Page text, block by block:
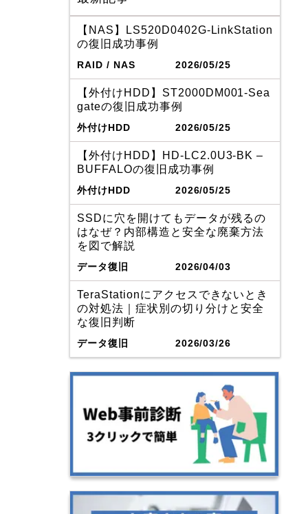
【NAS】LS520D0402G-LinkStation
の復旧成功事例
RAID / NAS 2026/05/25
【外付けHDD】ST2000DM001-Sea
gateの復旧成功事例
外付けHDD 2026/05/25
【外付けHDD】HD-LC2.0U3-BK –
BUFFALOの復旧成功事例
外付けHDD 2026/05/25
SSDに穴を開けてもデータが残るの
はなぜ？内部構造と安全な廃棄方法
を図で解説
データ復旧 2026/04/03
TeraStationにアクセスできないとき
の対処法｜症状別の切り分けと安全
な復旧判断
データ復旧 2026/03/26